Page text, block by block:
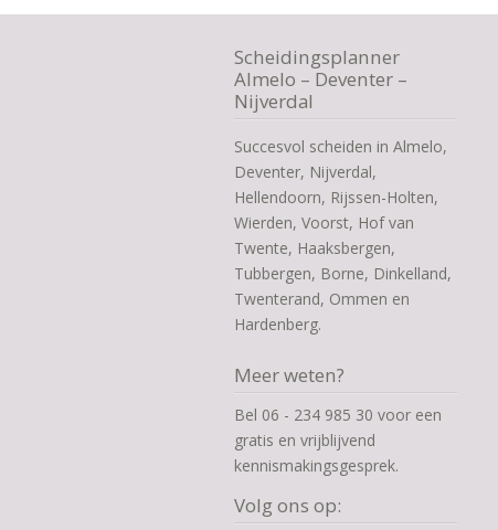
Scheidingsplanner
Almelo – Deventer –
Nijverdal
Succesvol scheiden in Almelo,
Deventer, Nijverdal,
Hellendoorn, Rijssen-Holten,
Wierden, Voorst, Hof van
Twente, Haaksbergen,
Tubbergen, Borne, Dinkelland,
Twenterand, Ommen en
Hardenberg.
Meer weten?
Bel 06 - 234 985 30 voor een
gratis en vrijblijvend
kennismakingsgesprek.
Volg ons op: